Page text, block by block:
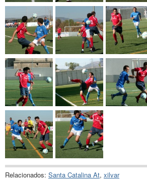
Relacionados: Santa Catalina At, xilvar